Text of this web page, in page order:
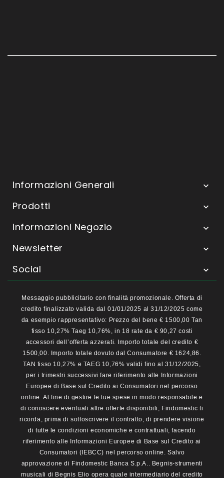
Informazioni Generali 
Prodotti 
Informazioni Negozio 
Newsletter 
Social 
Messaggio pubblicitario con finalità promozionale. Offerta di
credito finalizzato valida dal 01/01/2025 al 31/12/2025 come
da esempio rappresentativo: Prezzo del bene € 1500,00 Tan
fisso 10,27% Taeg 10,76%, in 18 rate da € 90,27 costi
accessori dell’offerta azzerati. Importo totale del credito €
1500,00. Importo totale dovuto dal Consumatore € 1624,86.
TAN fisso 10,27% e TAEG 10,76% validi fino al 31/12/2025,
per i trimestri successivi fare riferimento alle Informazioni
Europee di Base sul Credito ai Consumatori nel percorso
online. Al fine di gestire le tue spese in modo responsabile e
di conoscere eventuali altre offerte disponibili, Findomestic ti
ricorda, prima di sottoscrivere il contratto, di prendere visione
di tutte le condizioni economiche e contrattuali, facendo
riferimento alle Informazioni Europee di Base sul Credito ai
Consumatori (IEBCC) nel percorso online. Salvo
approvazione di Findomestic Banca S.p.A.. Begnis-strumenti
musicali di Begnis Elio opera quale intermediario del credito